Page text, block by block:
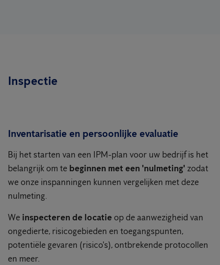
Inspectie
Inventarisatie en persoonlijke evaluatie
Bij het starten van een IPM-plan voor uw bedrijf is het
belangrijk om te beginnen met een 'nulmeting' zodat
we onze inspanningen kunnen vergelijken met deze
nulmeting.
We inspecteren de locatie op de aanwezigheid van
ongedierte, risicogebieden en toegangspunten,
potentiële gevaren (risico's), ontbrekende protocollen
en meer.